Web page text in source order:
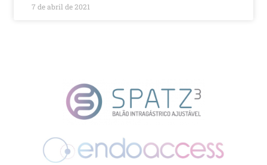
7 de abril de 2021